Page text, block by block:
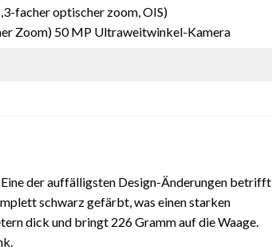
facher optischer zoom, OIS)
Zoom) 50 MP Ultraweitwinkel-Kamera
Eine der auffälligsten Design-Änderungen betrifft
schwarz gefärbt, was einen starken
dick und bringt 226 Gramm auf die Waage.